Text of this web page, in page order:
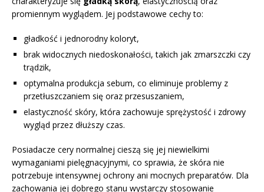
promiennym wyglądem. Jej podstawowe cechy to:
gładkość i jednorodny koloryt,
brak widocznych niedoskonałości, takich jak zmarszczki czy
trądzik,
optymalna produkcja sebum, co eliminuje problemy z
przetłuszczaniem się oraz przesuszaniem,
elastyczność skóry, która zachowuje sprężystość i zdrowy
wygląd przez dłuższy czas.
Posiadacze cery normalnej cieszą się jej niewielkimi
wymaganiami pielęgnacyjnymi, co sprawia, że skóra nie
potrzebuje intensywnej ochrony ani mocnych preparatów. Dla
zachowania jej dobrego stanu wystarczy stosowanie